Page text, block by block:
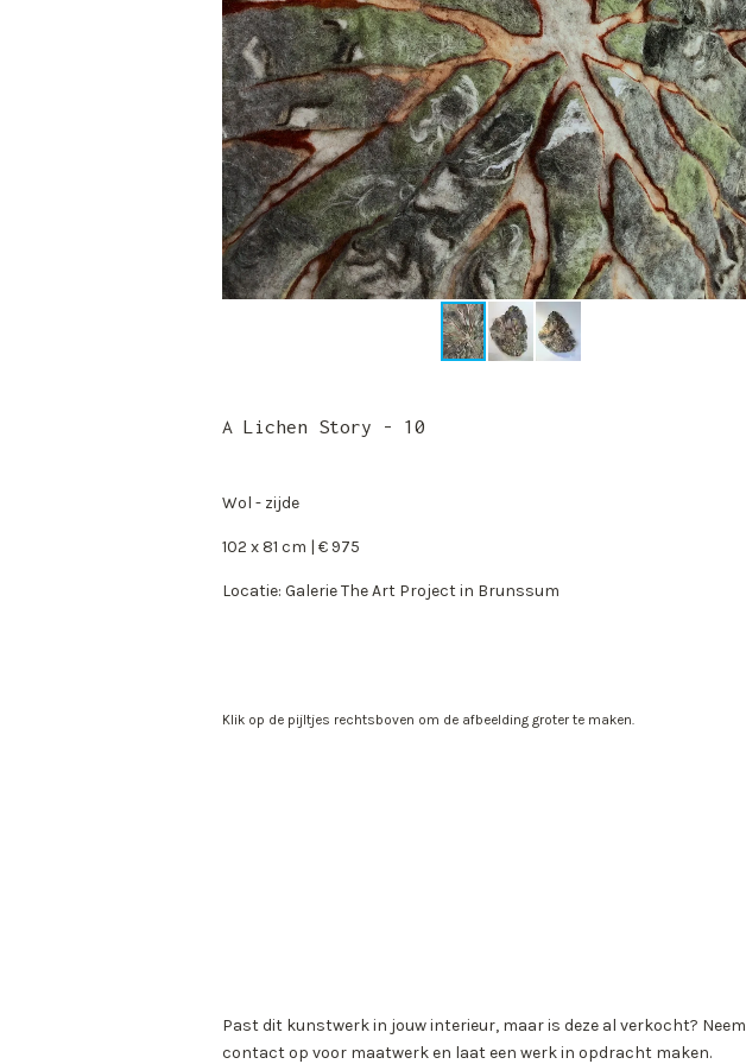
A Lichen Story - 10
Wol - zijde
102 x 81 cm | € 975
Locatie: Galerie The Art Project in Brunssum
Klik op de pijltjes rechtsboven om de afbeelding groter te maken.
Past dit kunstwerk in jouw interieur, maar is deze al verkocht? Neem
contact op voor maatwerk en laat een werk in opdracht maken.